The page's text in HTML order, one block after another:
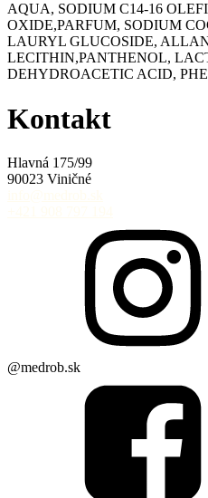
AQUA, SODIUM C14-16
OXIDE,PARFUM, SODIUM
LAURYL GLUCOSIDE,
LECITHIN,PANTHENOL,
DEHYDROACETIC ACID,
Kontakt
Hlavná 175/99
90023 Viničné
@medrob.sk